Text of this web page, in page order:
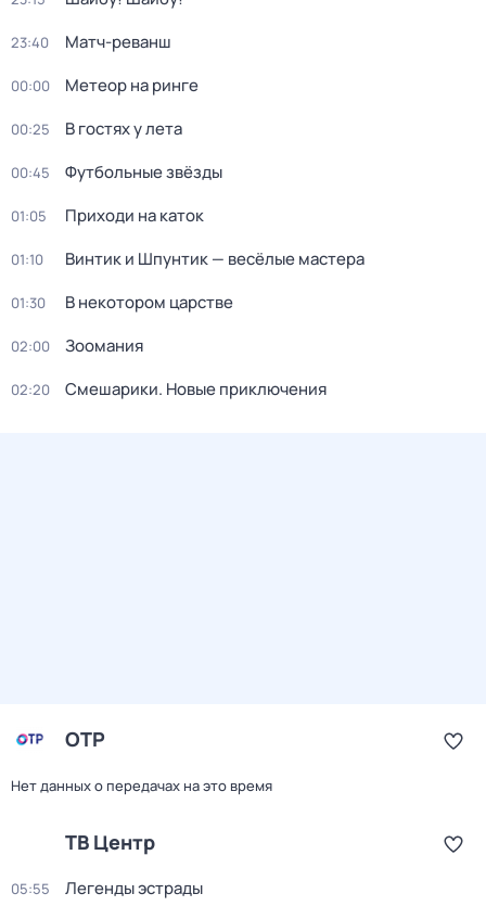
23:40 Матч-реванш
00:00 Метеор на ринге
00:25 В гостях у лета
00:45 Футбольные звёзды
01:05 Приходи на каток
01:10 Винтик и Шпунтик — весёлые мастера
01:30 В некотором царстве
02:00 Зоомания
02:20 Смешарики. Новые приключения
ОТР
Нет данных о передачах на это время
ТВ Центр
05:55 Легенды эстрады